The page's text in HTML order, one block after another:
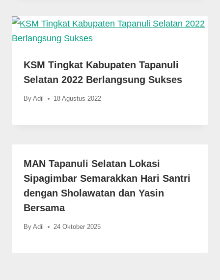
KSM Tingkat Kabupaten Tapanuli
Selatan 2022 Berlangsung Sukses
By Adil 18 Agustus 2022
MAN Tapanuli Selatan Lokasi
Sipagimbar Semarakkan Hari Santri
dengan Sholawatan dan Yasin
Bersama
By Adil 24 Oktober 2025